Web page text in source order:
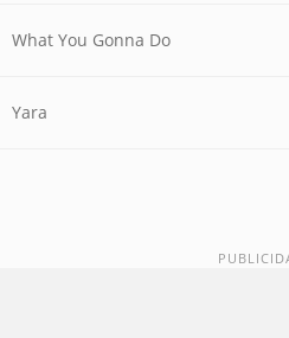
What You Gonna Do
Yara